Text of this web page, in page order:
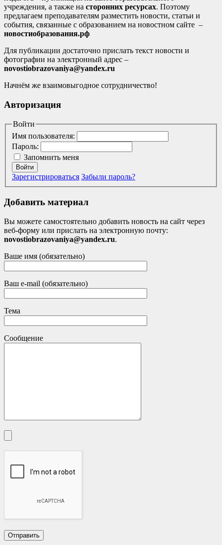
учреждения, а также на сторонних ресурсах. Поэтому
предлагаем преподавателям разместить новости, статьи и
события, связанные с образованием на новостном сайте –
новостиобразования.рф
Для публикации достаточно прислать текст новости и
фотографии на электронный адрес –
novostiobrazovaniya@yandex.ru
Начнём же взаимовыгодное сотрудничество!
Авторизация
Войти
Имя пользователя:
Пароль:
Запомнить меня
Войти
Зарегистрироваться Забыли пароль?
Добавить материал
Вы можете самостоятельно добавить новость на сайт через
веб-форму или прислать на электронную почту:
novostiobrazovaniya@yandex.ru.
Ваше имя (обязательно)
Ваш e-mail (обязательно)
Тема
Сообщение